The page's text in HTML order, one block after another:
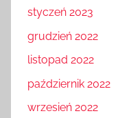
styczeń 2023
grudzień 2022
listopad 2022
październik 2022
wrzesień 2022